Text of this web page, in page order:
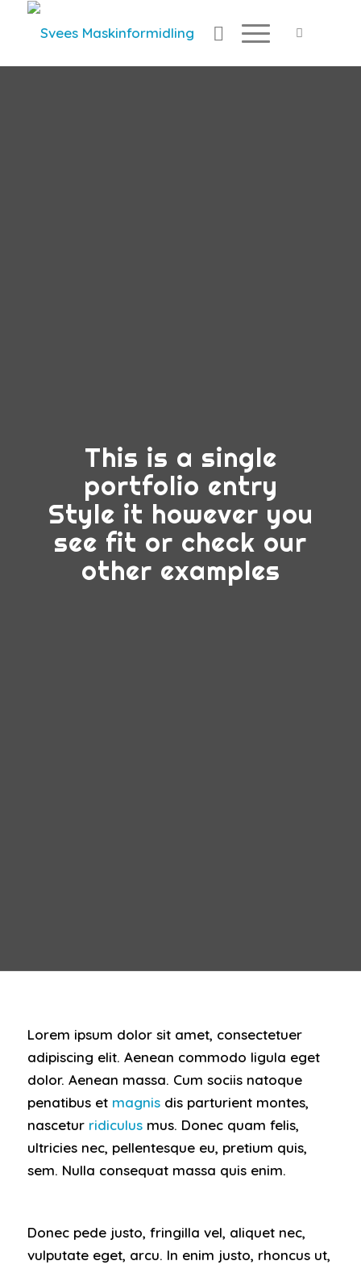
This is a single
portfolio entry
Style it however you
see fit or check our
other examples
Lorem ipsum dolor sit amet, consectetuer
adipiscing elit. Aenean commodo ligula eget
dolor. Aenean massa. Cum sociis natoque
penatibus et magnisdis parturient montes,
nascetur ridiculusmus. Donec quam felis,
ultricies nec, pellentesque eu, pretium quis,
sem. Nulla consequat massa quis enim.
Donec pede justo, fringilla vel, aliquet nec,
vulputate eget, arcu. In enim justo, rhoncus ut,